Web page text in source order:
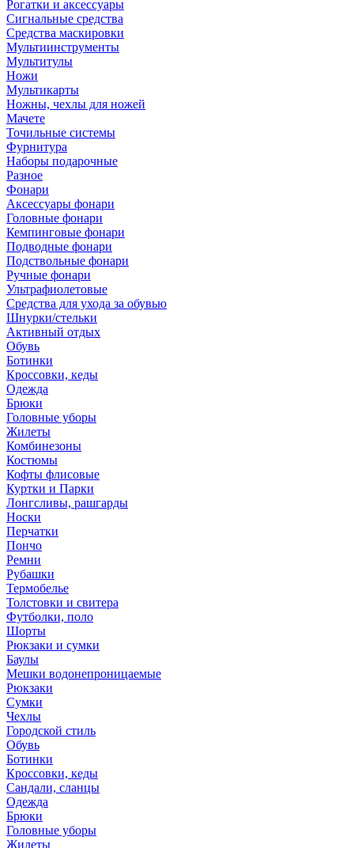
Рогатки и аксессуары
Сигнальные средства
Средства маскировки
Мультиинструменты
Мультитулы
Ножи
Мультикарты
Ножны, чехлы для ножей
Мачете
Точильные системы
Фурнитура
Наборы подарочные
Разное
Фонари
Аксессуары фонари
Головные фонари
Кемпинговые фонари
Подводные фонари
Подствольные фонари
Ручные фонари
Ультрафиолетовые
Средства для ухода за обувью
Шнурки/стельки
Активный отдых
Обувь
Ботинки
Кроссовки, кеды
Одежда
Брюки
Головные уборы
Жилеты
Комбинезоны
Костюмы
Кофты флисовые
Куртки и Парки
Лонгсливы, рашгарды
Носки
Перчатки
Пончо
Ремни
Рубашки
Термобелье
Толстовки и свитера
Футболки, поло
Шорты
Рюкзаки и сумки
Баулы
Мешки водонепроницаемые
Рюкзаки
Сумки
Чехлы
Городской стиль
Обувь
Ботинки
Кроссовки, кеды
Сандали, сланцы
Одежда
Брюки
Головные уборы
Жилеты